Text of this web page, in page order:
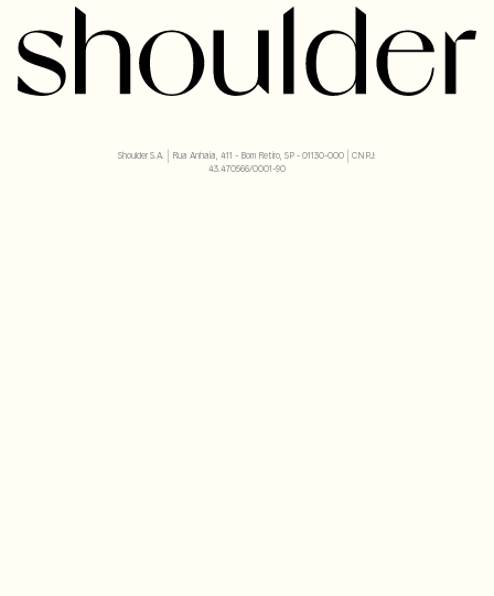
Shoulder S.A. | Rua Anhaia, 411 - Bom Retiro, SP - 01130-000 | CNPJ:
43.470566/0001-90